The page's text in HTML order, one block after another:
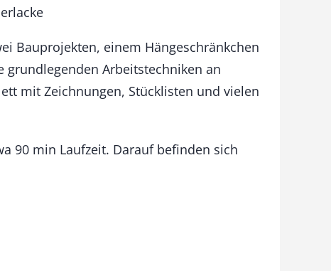
Bauprojekten, einem Hängeschränkchen
grundlegenden Arbeitstechniken an
mit Zeichnungen, Stücklisten und vielen
90 min Laufzeit. Darauf befinden sich